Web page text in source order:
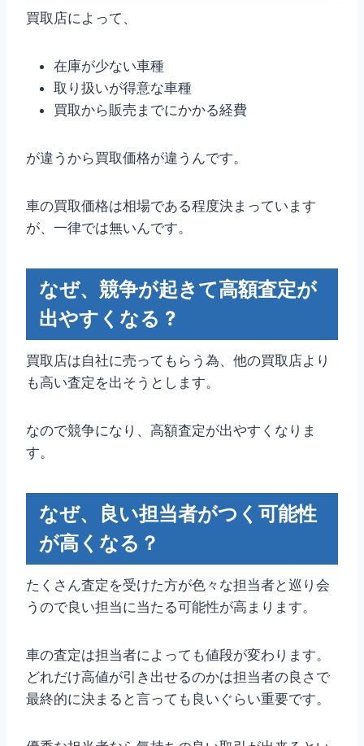
買取店によって、
在庫が少ない車種
取り扱いが得意な車種
買取から販売までにかかる経費
が違うから買取価格が違うんです。
車の買取価格は相場である程度決まっています
が、一律では無いんです。
なぜ、競争が起きて高額査定が
出やすくなる ?
買取店は自社に売ってもらう為、他の買取店より
も高い査定を出そうとします。
なので競争になり、高額査定が出やすくなりま
す。
なぜ、良い担当者がつく可能性
が高くなる？
たくさん査定を受けた方が色々な担当者と巡り会
うので良い担当に当たる可能性が高まります。
車の査定は担当者によっても値段が変わります。
どれだけ高値が引き出せるのかは担当者の良さで
最終的に決まると言っても良いぐらい重要です。